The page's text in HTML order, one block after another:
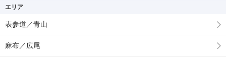
エリア
表参道／青山
麻布／広尾